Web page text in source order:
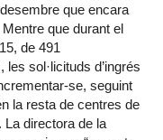
que encara
que durant el
de 491
sol·licituds d’ingrés
se, seguint
la resta de centres de
La directora de la